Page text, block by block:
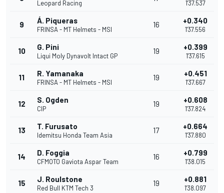
Leopard Racing 1'37.537
9 Á. Piqueras
FRINSA - MT Helmets - MSI
16 +0.340
1'37.556
10 G. Pini
Liqui Moly Dynavolt Intact GP
19 +0.399
1'37.615
11 R. Yamanaka
FRINSA - MT Helmets - MSI
19 +0.451
1'37.667
12 S. Ogden
CIP
19 +0.608
1'37.824
13 T. Furusato
Idemitsu Honda Team Asia
17 +0.664
1'37.880
14 D. Foggia
CFMOTO Gaviota Aspar Team
16 +0.799
1'38.015
15 J. Roulstone
Red Bull KTM Tech 3
19 +0.881
1'38.097